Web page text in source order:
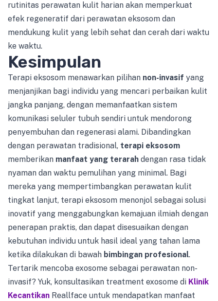
rutinitas perawatan kulit harian akan memperkuat
efek regeneratif dari perawatan eksosom dan
mendukung kulit yang lebih sehat dan cerah dari waktu
ke waktu.
Kesimpulan
Terapi eksosom menawarkan pilihan non-invasif yang
menjanjikan bagi individu yang mencari perbaikan kulit
jangka panjang, dengan memanfaatkan sistem
komunikasi seluler tubuh sendiri untuk mendorong
penyembuhan dan regenerasi alami. Dibandingkan
dengan perawatan tradisional, terapi eksosom
memberikan manfaat yang terarah dengan rasa tidak
nyaman dan waktu pemulihan yang minimal. Bagi
mereka yang mempertimbangkan perawatan kulit
tingkat lanjut, terapi eksosom menonjol sebagai solusi
inovatif yang menggabungkan kemajuan ilmiah dengan
penerapan praktis, dan dapat disesuaikan dengan
kebutuhan individu untuk hasil ideal yang tahan lama
ketika dilakukan di bawah bimbingan profesional.
Tertarik mencoba exosome sebagai perawatan non-
invasif? Yuk, konsultasikan treatment exosome di Klinik
Kecantikan Reallface untuk mendapatkan manfaat